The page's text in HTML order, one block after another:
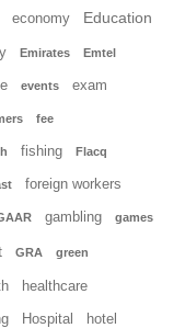
economy Education
Emirates Emtel
events exam
fee
fishing Flacq
foreign workers
gambling games
GRA green
healthcare
Hospital hotel